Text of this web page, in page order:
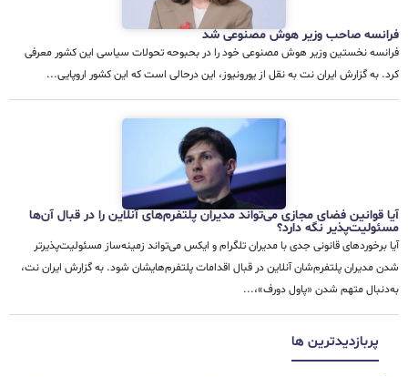
فرانسه صاحب وزیر هوش مصنوعی شد
فرانسه نخستین وزیر هوش مصنوعی خود را در بحبوحه تحولات سیاسی این کشور معرفی
کرد. به گزارش ایران نت به نقل از یورونیوز، این درحالی است که این کشور اروپایی...
آیا قوانین فضای مجازی می‌تواند مدیران پلتفرم‌های آنلاین را در قبال آن‌ها
مسئولیت‌پذیر نگه دارد؟
آیا برخوردهای قانونی جدی با مدیران تلگرام و ایکس می‌تواند زمینه‌ساز مسئولیت‌پذیرتر
شدن مدیران پلتفرم‌شان آنلاین در قبال اقدامات پلتفرم‌هایشان شود. به گزارش ایران نت،
به‌دنبال متهم‌ شدن «پاول دورف»،...
پربازدیدترین ها